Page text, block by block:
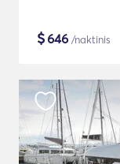
$646 /naktinis